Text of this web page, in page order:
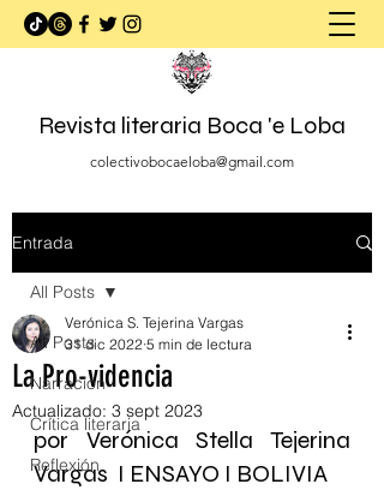
Revista literaria Boca 'e Loba
colectivobocaeloba@gmail.com
Entrada
All Posts
Narración
Crítica literaria
Reflexión
All Posts
La Pro-videncia
Verónica S. Tejerina Vargas
31 dic 2022 5 min de lectura
Actualizado: 3 sept 2023
por Verónica Stella Tejerina
Vargas  I ENSAYO I BOLIVIA